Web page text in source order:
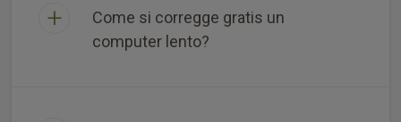
Come si corregge gratis un
computer lento?